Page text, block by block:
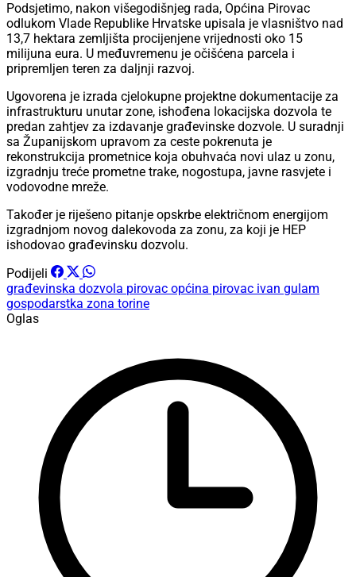
Podsjetimo, nakon višegodišnjeg rada, Općina Pirovac
odlukom Vlade Republike Hrvatske upisala je vlasništvo nad
13,7 hektara zemljišta procijenjene vrijednosti oko 15
milijuna eura. U međuvremenu je očišćena parcela i
pripremljen teren za daljnji razvoj.
Ugovorena je izrada cjelokupne projektne dokumentacije za
infrastrukturu unutar zone, ishođena lokacijska dozvola te
predan zahtjev za izdavanje građevinske dozvole. U suradnji
sa Županijskom upravom za ceste pokrenuta je
rekonstrukcija prometnice koja obuhvaća novi ulaz u zonu,
izgradnju treće prometne trake, nogostupa, javne rasvjete i
vodovodne mreže.
Također je riješeno pitanje opskrbe električnom energijom
izgradnjom novog dalekovoda za zonu, za koji je HEP
ishodovao građevinsku dozvolu.
Podijeli
građevinska dozvola pirovac općina pirovac ivan gulam
gospodarstka zona torine
Oglas